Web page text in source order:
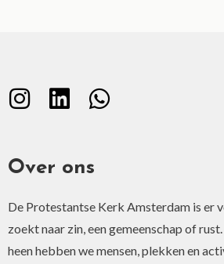
Over ons
De Protestantse Kerk Amsterdam is er
zoekt naar zin, een gemeenschap of
heen hebben we mensen, plekken en